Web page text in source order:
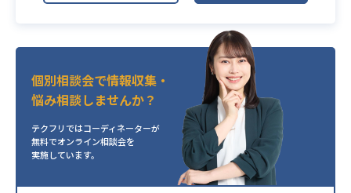
マーケティング戦略企画課におい
ザイン・コンテンツの作成するので
はなく、裁量をもって案件ををリー
ドしていただきます。
主力事業に関連するサイト、ブラン
ディングサイト、LP、バナーなどの
デザイン業務の打ち合わせから納品
までを一貫してお任せしたいと考え
ております。
個別相談会で情報収集・
悩み相談しませんか？
テクフリではコーディネーターが
無料でオンライン相談会を
実施しています。